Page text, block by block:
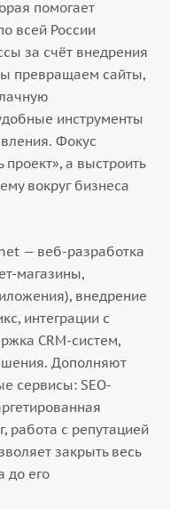
помогает
всей России
за счёт внедрения
превращаем сайты,
инструменты
Фокус
а выстроить
вокруг бизнеса
— веб-разработка
магазины,
внедрение
интеграции с
CRM-систем,
Дополняют
сервисы: SEO-
работа с репутацией
закрыть весь
до его